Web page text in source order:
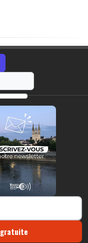
https://radio-g.fr?16640